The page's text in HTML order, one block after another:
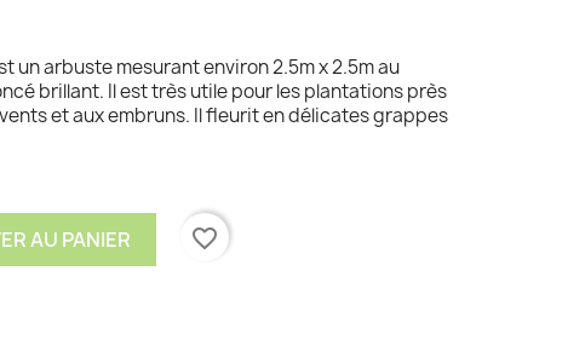
un arbuste mesurant environ 2.5m x 2.5m au
brillant. Il est très utile pour les plantations près
et aux embruns. Il fleurit en délicates grappes
AU PANIER
favorite_border